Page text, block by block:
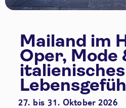
Mailand im
Oper, Mode
italienisches
27. bis 31. Oktober 2026